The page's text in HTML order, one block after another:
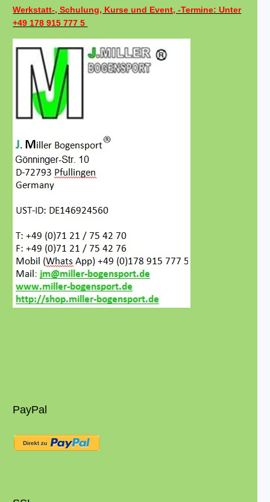
Werkstatt-, Schulung, Kurse und Event, -Termine: Unter
+49 178 915 777 5
PayPal